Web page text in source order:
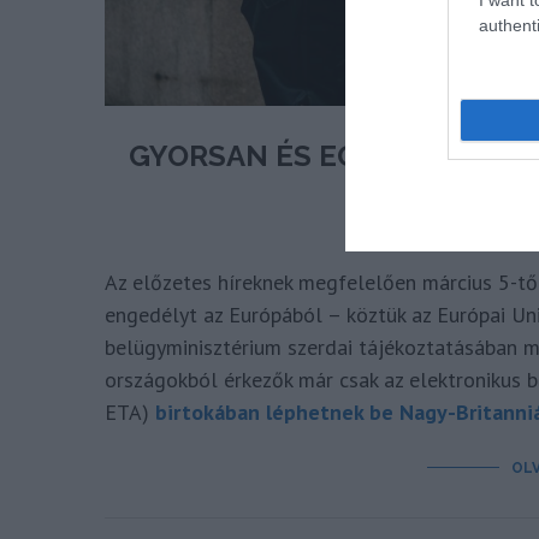
GYORSAN ÉS EGYSZERŰEN
NAGY-
Az előzetes híreknek megfelelően március 5-
engedélyt az Európából – köztük az Európai
belügyminisztérium szerdai tájékoztatásában
országokból érkezők már csak az
ETA) birtokában léphetnek be Nagy-